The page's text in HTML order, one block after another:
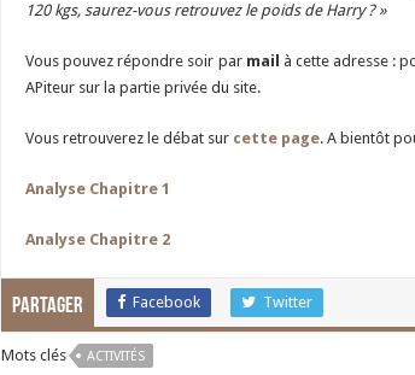
120 kgs, saurez-vous retrouvez le poids de Harry ? »
Vous pouvez répondre soir par mail à cette adresse :
APiteur sur la partie privée du site.
Vous retrouverez le débat sur cette page. A bientôt
Analyse Chapitre 1
Analyse Chapitre 2
Partager Facebook Twitter
Mots clés ACTIVITÉS